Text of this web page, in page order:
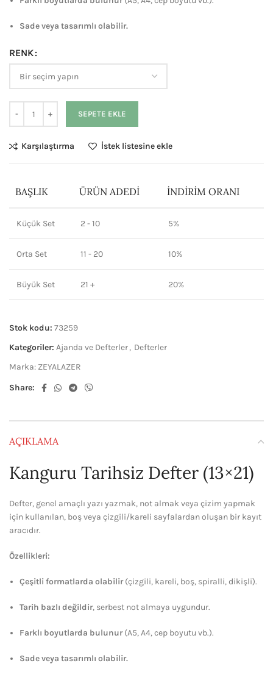
Sade veya tasarımlı olabilir.
RENK
SEPETE EKLE
Karşılaştırma İstek listesine ekle
BAŞLIK ÜRÜN ADEDI İNDIRIM ORANI
Küçük Set 2 - 10 5%
Orta Set 11 - 20 10%
Büyük Set 21 + 20%
Stok kodu: 73259
Kategoriler: Ajanda ve Defterler, Defterler
Marka: ZEYALAZER
Share:
AÇIKLAMA
Kanguru Tarihsiz Defter (13×21)
Defter, genel amaçlı yazı yazmak, not almak veya çizim yapmak
için kullanılan, boş veya çizgili/kareli sayfalardan oluşan bir kayıt
aracıdır.
Özellikleri:
Çeşitli formatlarda olabilir(çizgili, kareli, boş, spiralli, dikişli).
Tarih bazlı değildir, serbest not almaya uygundur.
Farklı boyutlarda bulunur(A5, A4, cep boyutu vb.).
Sade veya tasarımlı olabilir.